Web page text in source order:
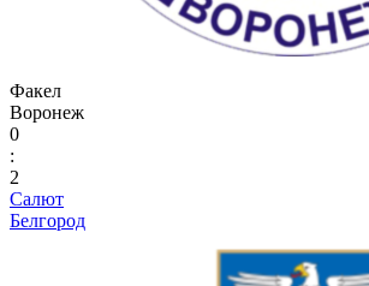
Факел
Воронеж
0
:
2
Салют
Белгород